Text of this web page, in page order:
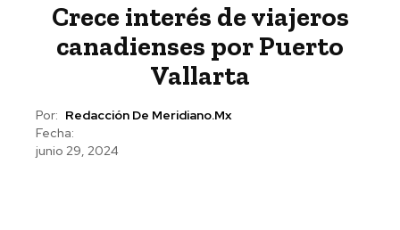
Crece interés de viajeros
canadienses por Puerto
Vallarta
Por: Redacción De Meridiano.mx
Fecha:
junio 29, 2024